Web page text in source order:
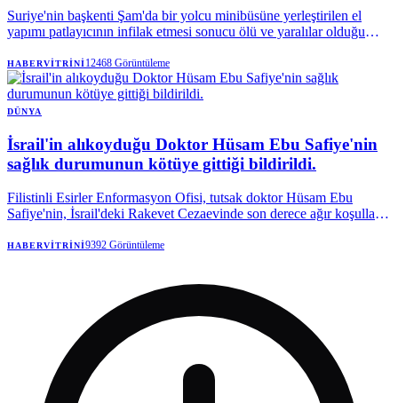
Suriye'nin başkenti Şam'da bir yolcu minibüsüne yerleştirilen el
yapımı patlayıcının infilak etmesi sonucu ölü ve yaralılar olduğu
HABERVITRINI12468 Görüntüleme
DÜNYA
İsrail'in alıkoyduğu Doktor Hüsam Ebu Safiye'nin
sağlık durumunun kötüye gittiği bildirildi.
Filistinli Esirler Enformasyon Ofisi, tutsak doktor Hüsam Ebu
Safiye'nin, İsrail'deki Rakevet Cezaevinde son derece ağır koşullarla
HABERVITRINI9392 Görüntüleme